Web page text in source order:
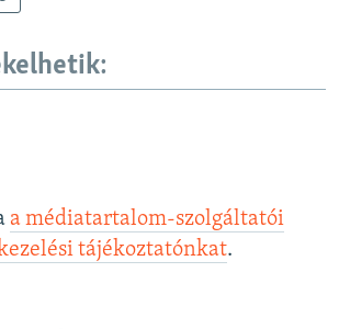
a médiatartalom-szolgáltatói
tájékoztatónkat.